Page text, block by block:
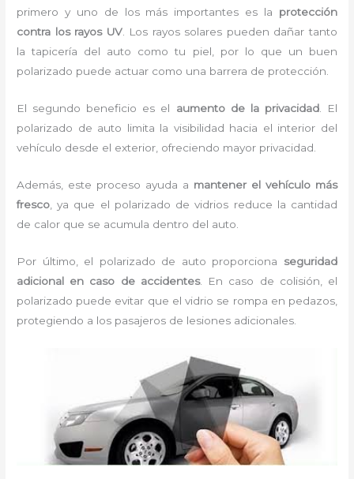
primero y uno de los más importantes es la protección
contra los rayos UV. Los rayos solares pueden dañar tanto
la tapicería del auto como tu piel, por lo que un buen
polarizado puede actuar como una barrera de protección.
El segundo beneficio es el aumento de la privacidad. El
polarizado de auto limita la visibilidad hacia el interior del
vehículo desde el exterior, ofreciendo mayor privacidad.
Además, este proceso ayuda a mantener el vehículo más
fresco , ya que el polarizado de vidrios reduce la cantidad
de calor que se acumula dentro del auto.
Por último, el polarizado de auto proporciona seguridad
adicional en caso de accidentes. En caso de colisión, el
polarizado puede evitar que el vidrio se rompa en pedazos,
protegiendo a los pasajeros de lesiones adicionales.